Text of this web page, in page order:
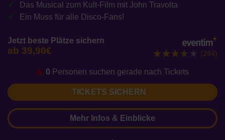
Das Musical zum Kult-Film mit John Travolta
Ein Muss für alle Disco-Fans!
Jetzt beste Plätze sichern
ab 39,90€ (294)
0 Personen suchen gerade nach Tickets
TICKETS SICHERN
Mehr Infos & Einblicke